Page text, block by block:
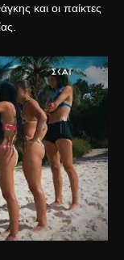
και οι παίκτες